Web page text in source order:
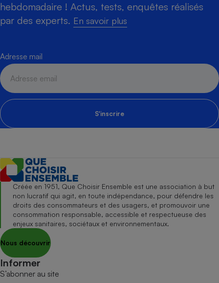
hebdomadaire ! Actus, tests, enquêtes réalisés
par des experts. En savoir plus
Adresse mail
S'inscrire
Créée en 1951, Que Choisir Ensemble est une association à but
non lucratif qui agit, en toute indépendance, pour défendre les
droits des consommateurs et des usagers, et promouvoir une
consommation responsable, accessible et respectueuse des
enjeux sanitaires, sociétaux et environnementaux.
Nous découvrir
Informer
S’abonner au site